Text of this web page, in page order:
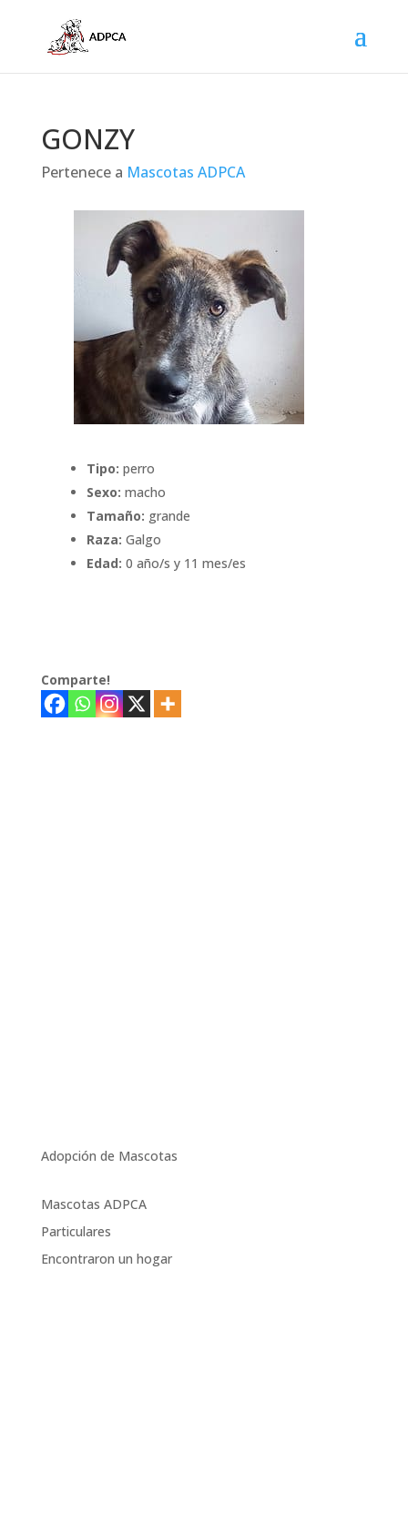
GONZY
Pertenece a Mascotas ADPCA
Tipo: perro
Sexo: macho
Tamaño: grande
Raza: Galgo
Edad: 0 año/s y 11 mes/es
Comparte!
Adopción de Mascotas
Mascotas ADPCA
Particulares
Encontraron un hogar